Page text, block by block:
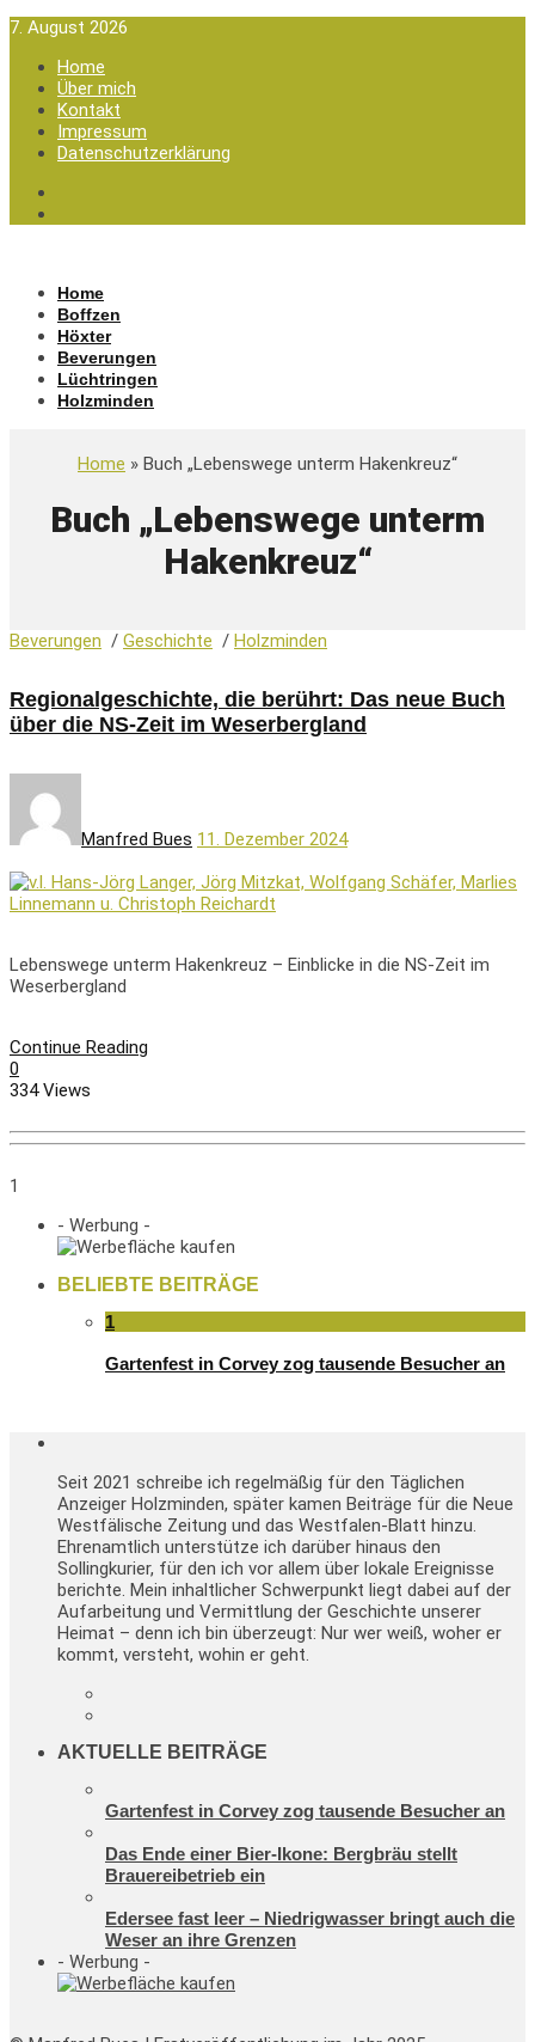
7. August 2026
Home
Über mich
Kontakt
Impressum
Datenschutzerklärung
Home
Boffzen
Höxter
Beverungen
Lüchtringen
Holzminden
Home » Buch „Lebenswege unterm Hakenkreuz“
Buch „Lebenswege unterm
Hakenkreuz“
Beverungen / Geschichte / Holzminden
Regionalgeschichte, die berührt: Das neue Buch
über die NS-Zeit im Weserbergland
Manfred Bues 11. Dezember 2024
Lebenswege unterm Hakenkreuz – Einblicke in die NS-Zeit im
Weserbergland
Continue Reading
0
334 Views
1
- Werbung -
BELIEBTE BEITRÄGE
1
Gartenfest in Corvey zog tausende Besucher an
Seit 2021 schreibe ich regelmäßig für den Täglichen
Anzeiger Holzminden, später kamen Beiträge für die Neue
Westfälische Zeitung und das Westfalen-Blatt hinzu.
Ehrenamtlich unterstütze ich darüber hinaus den
Sollingkurier, für den ich vor allem über lokale Ereignisse
berichte. Mein inhaltlicher Schwerpunkt liegt dabei auf der
Aufarbeitung und Vermittlung der Geschichte unserer
Heimat – denn ich bin überzeugt: Nur wer weiß, woher er
kommt, versteht, wohin er geht.
AKTUELLE BEITRÄGE
Gartenfest in Corvey zog tausende Besucher an
Das Ende einer Bier-Ikone: Bergbräu stellt
Brauereibetrieb ein
Edersee fast leer – Niedrigwasser bringt auch die
Weser an ihre Grenzen
- Werbung -